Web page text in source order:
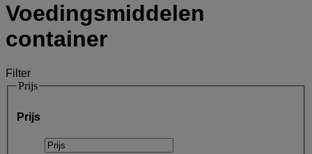
Voedingsmiddelen
container
Filter
Prijs
Prijs